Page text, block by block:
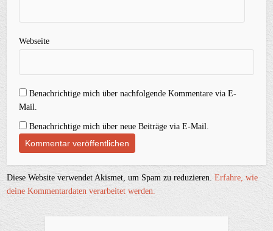
Webseite
Benachrichtige mich über nachfolgende Kommentare via E-
Mail.
Benachrichtige mich über neue Beiträge via E-Mail.
Diese Website verwendet Akismet, um Spam zu reduzieren.Erfahre, wie
deine Kommentardaten verarbeitet werden.